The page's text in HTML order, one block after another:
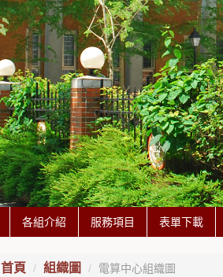
各組介紹 服務項目 表單下載
首頁 組織圖 電算中心組織圖